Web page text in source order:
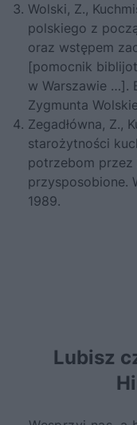
Wolski, Z.,
polskiego z
oraz wstępem
[pomocnik
w Warszawie …].
Zygmunta
Zegadłówna, Z.,
starożytności
potrzebom przez
przysposobione.
1989.